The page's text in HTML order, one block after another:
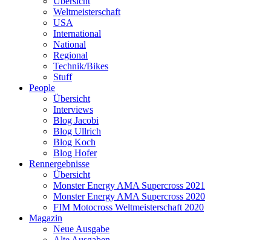
Weltmeisterschaft
USA
International
National
Regional
Technik/Bikes
Stuff
People
Übersicht
Interviews
Blog Jacobi
Blog Ullrich
Blog Koch
Blog Hofer
Rennergebnisse
Übersicht
Monster Energy AMA Supercross 2021
Monster Energy AMA Supercross 2020
FIM Motocross Weltmeisterschaft 2020
Magazin
Neue Ausgabe